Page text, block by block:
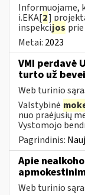
Informuojame,
i.EKA[2]
inspekcijos
Metai: 2023
VMI perdavė
turto už
Web turinio
Valstybinė
nuo praėjusių
Vystomojo
Pagrindinis:
Apie
Web turinio